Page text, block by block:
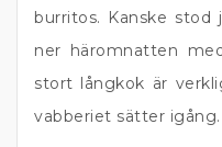
burritos. Kanske
ner häromnatten
stort långkok är
vabberiet sätter igång.